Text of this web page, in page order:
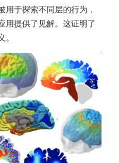
于探索不同层的行为，
用提供了见解。这证明了